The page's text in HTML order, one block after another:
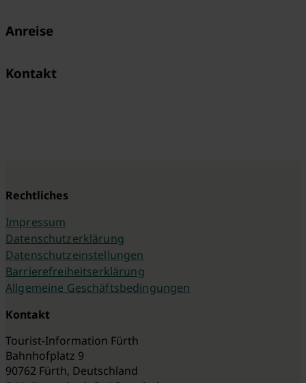
Anreise
Kontakt
Rechtliches
Impressum
Datenschutzerklärung
Datenschutzeinstellungen
Barrierefreiheitserklärung
Allgemeine Geschäftsbedingungen
Kontakt
Tourist-Information Fürth
Bahnhofplatz 9
90762 Fürth, Deutschland